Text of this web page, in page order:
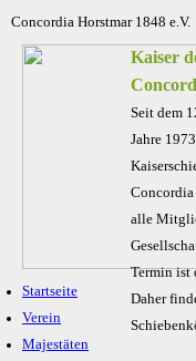
Concordia Horstmar 1848 e.V.
Startseite
Verein
Majestäten
Kaiser
Seit dem
Jahre
Concordia
alle
Termin ist
Daher